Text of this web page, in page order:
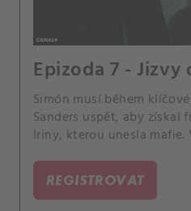
Epizoda 7 - Jizvy
Simón musí během
Sanders uspět, aby získal
Iriny, kterou unesla mafie.
REGISTROVAT